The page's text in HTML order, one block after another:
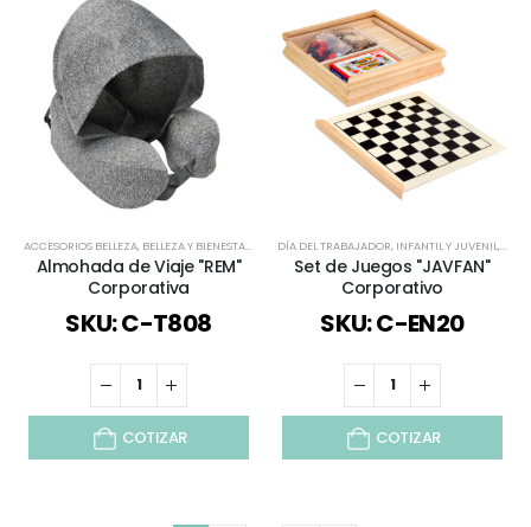
ACCESORIOS BELLEZA, BELLEZA Y BIENESTAR BELLEZA Y SALUD,BIENESTAR Y SALUD,DEPORTES /
Almohada de Viaje "REM"
Corporativa
SKU: C-T808
COTIZAR
DÍA DEL TRABAJADOR, INFANTIL Y JUVENIL ,
Set de Juegos "JAVFAN"
Corporativo
SKU: C-EN20
COTIZAR